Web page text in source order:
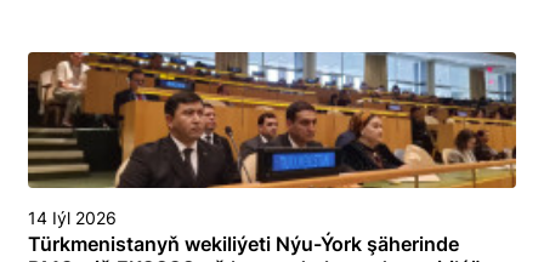
14 Iýl 2026
Türkmenistanyň wekiliýeti Nýu-Ýork şäherinde